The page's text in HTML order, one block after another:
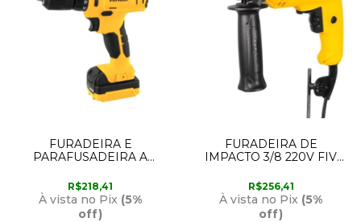
FURADEIRA E
PARAFUSADEIRA A
FONTE BIVOLT PFV120
VONDER
R$218,41
À vista no Pix (5%
off)
FURADEIRA DE
IMPACTO 3/8 220V FIV
R$256,41
À vista no Pix (5%
off)